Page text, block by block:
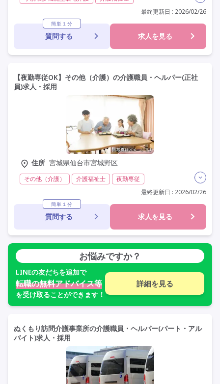
初任者研修(ヘルパー2級)
残業月20時間以内 常勤
社会保険完備
交通費支給
年間休日110日以上
学歴不問
車通勤可 駅近
最終更新日 : 2026/02/26
簡単１分
質問する 求人を見る
【夜勤専従OK】その他（介護）の介護職員・ヘルパー(正社
員)求人・採用
住所 宮城県仙台市宮城野区
その他（介護） 介護福祉士
夜勤専従
オープニングスタッフ
オープン3年以内
社会保険完備
交通費支給
年間休日110日以上
学歴不問
定年60歳以上
資格取得支援 研修制度あり
最終更新日 : 2026/02/26
簡単１分
質問する 求人を見る
お悩みですか？
LINEの友だちを追加で
転職の無料アドバイス等
を受け取ることができます！
詳細を見る
ぬくもり訪問介護事業所の介護職員・ヘルパー(パート・アル
バイト)求人・採用